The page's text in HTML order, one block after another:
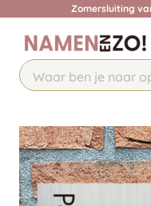
Zomersluiting
Chat
hulp